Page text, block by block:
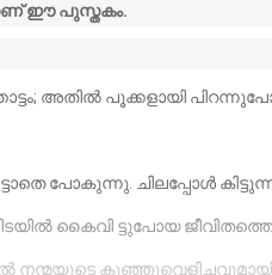
ഈ പുസ്തകം.
അതിൽ പൂക്കളായി
പോകുന്നു. ചിലപ്പോൾ
കൈവി ട്ടുപോയ ജീവിതത്തെ
നന്മയുടെ